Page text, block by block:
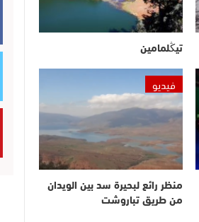
تيڭلمامين
فيديو
منظر رائع لبحيرة سد بين الويدان
من طريق تباروشت